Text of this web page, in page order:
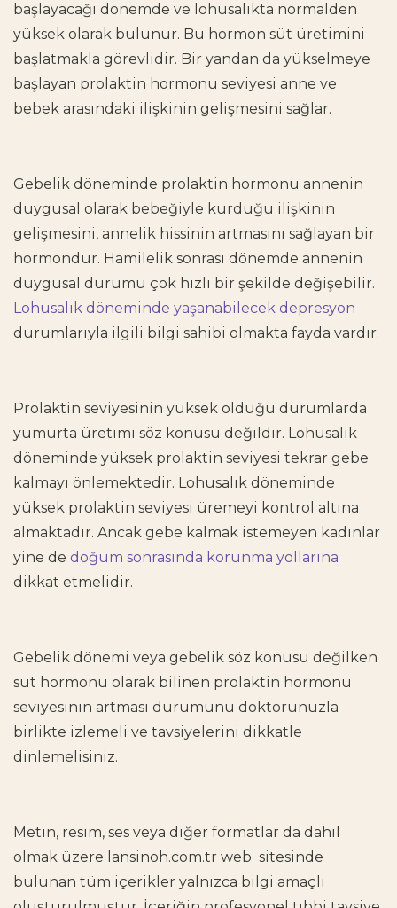
başlayacağı dönemde ve lohusalıkta normalden
yüksek olarak bulunur. Bu hormon süt üretimini
başlatmakla görevlidir. Bir yandan da yükselmeye
başlayan prolaktin hormonu seviyesi anne ve
bebek arasındaki ilişkinin gelişmesini sağlar.
Gebelik döneminde prolaktin hormonu annenin
duygusal olarak bebeğiyle kurduğu ilişkinin
gelişmesini, annelik hissinin artmasını sağlayan bir
hormondur. Hamilelik sonrası dönemde annenin
duygusal durumu çok hızlı bir şekilde değişebilir.
Lohusalık döneminde yaşanabilecek depresyon
durumlarıyla ilgili bilgi sahibi olmakta fayda vardır.
Prolaktin seviyesinin yüksek olduğu durumlarda
yumurta üretimi söz konusu değildir. Lohusalık
döneminde yüksek prolaktin seviyesi tekrar gebe
kalmayı önlemektedir. Lohusalık döneminde
yüksek prolaktin seviyesi üremeyi kontrol altına
almaktadır. Ancak gebe kalmak istemeyen kadınlar
yine de doğum sonrasında korunma yollarına
dikkat etmelidir.
Gebelik dönemi veya gebelik söz konusu değilken
süt hormonu olarak bilinen prolaktin hormonu
seviyesinin artması durumunu doktorunuzla
birlikte izlemeli ve tavsiyelerini dikkatle
dinlemelisiniz.
Metin, resim, ses veya diğer formatlar da dahil
olmak üzere lansinoh.com.tr web sitesinde
bulunan tüm içerikler yalnızca bilgi amaçlı